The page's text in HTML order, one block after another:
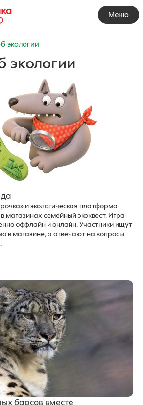
содержанию
Меню
экологии
экологии
и экологическая платформа
магазинах семейный экоквест. Игра
оффлайн и онлайн. Участники ищут
в магазине, а отвечают на вопросы
барсов вместе